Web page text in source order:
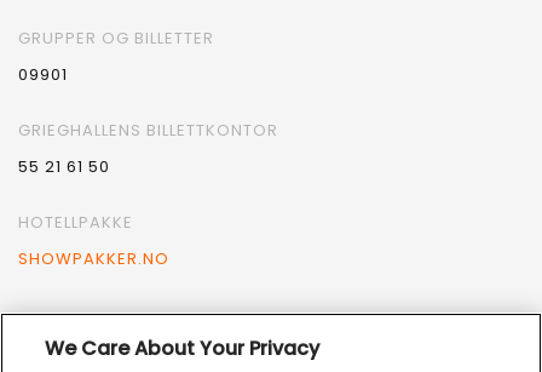
GRUPPER OG BILLETTER
09901
GRIEGHALLENS BILLETTKONTOR
55 21 61 50
HOTELLPAKKE
SHOWPAKKER.NO
We Care About Your Privacy